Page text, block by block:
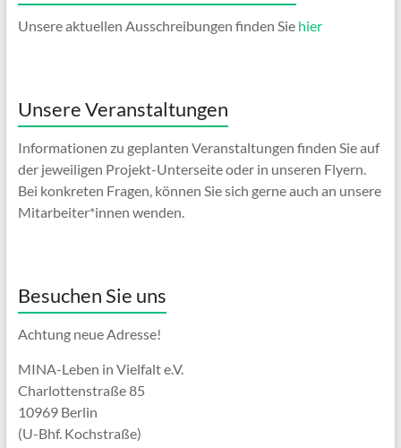
Unsere aktuellen Ausschreibungen finden Sie hier
Unsere Veranstaltungen
Informationen zu geplanten Veranstaltungen finden Sie auf
der jeweiligen Projekt-Unterseite oder in unseren Flyern.
Bei konkreten Fragen, können Sie sich gerne auch an unsere
Mitarbeiter*innen wenden.
Besuchen Sie uns
Achtung neue Adresse!
MINA-Leben in Vielfalt e.V.
Charlottenstraße 85
10969 Berlin
(U-Bhf. Kochstraße)